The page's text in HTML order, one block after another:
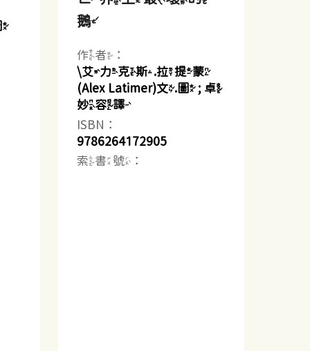
鵝
作者：
\艾力克斯.拉提蒙
(Alex Latimer)文.圖 ; 卓
妙容譯
ISBN：
9786264172905
索書號：